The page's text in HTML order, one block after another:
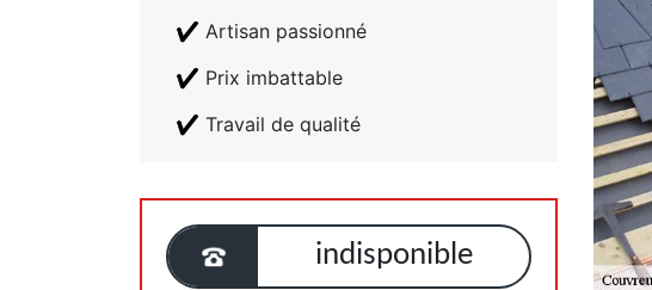
Artisan passionné
Prix imbattable
Travail de qualité
indisponible